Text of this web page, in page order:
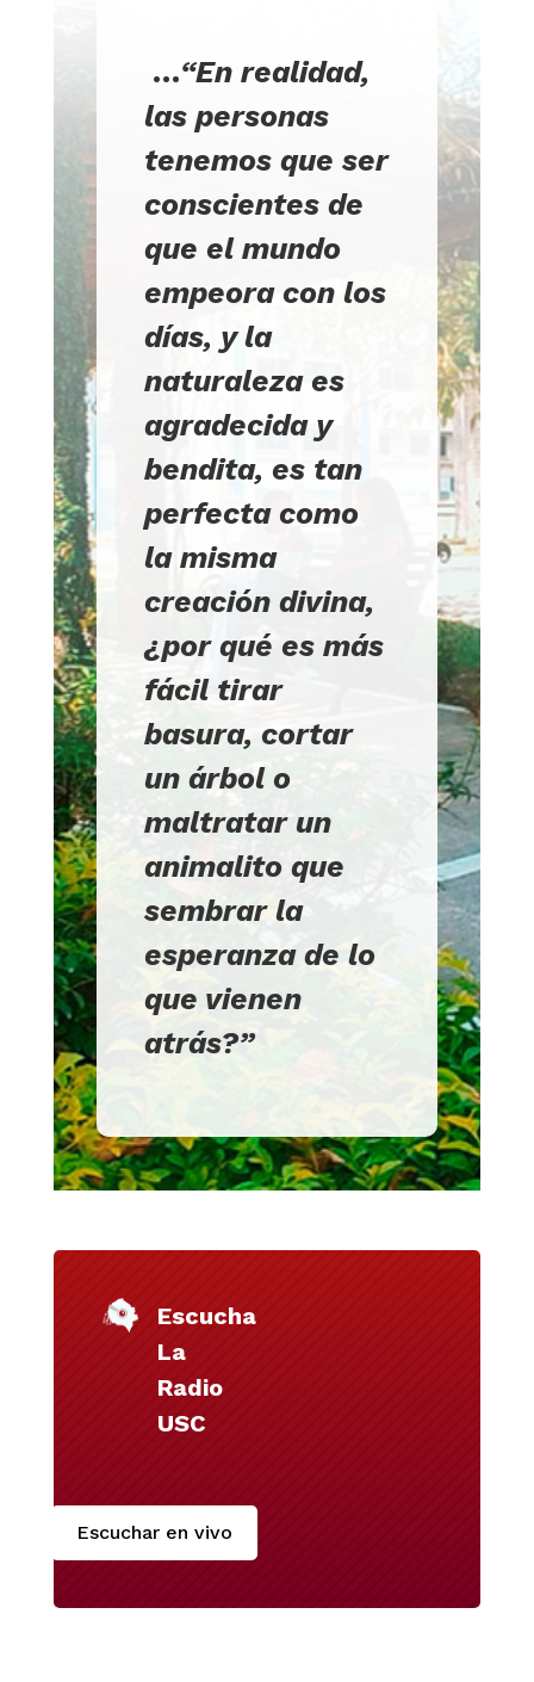
…“En realidad,
las personas
tenemos que ser
conscientes de
que el mundo
empeora con los
días, y la
naturaleza es
agradecida y
bendita, es tan
perfecta como
la misma
creación divina,
¿por qué es más
fácil tirar
basura, cortar
un árbol o
maltratar un
animalito que
sembrar la
esperanza de lo
que vienen
atrás?”
Escucha
La
Radio
USC
Escuchar en vivo